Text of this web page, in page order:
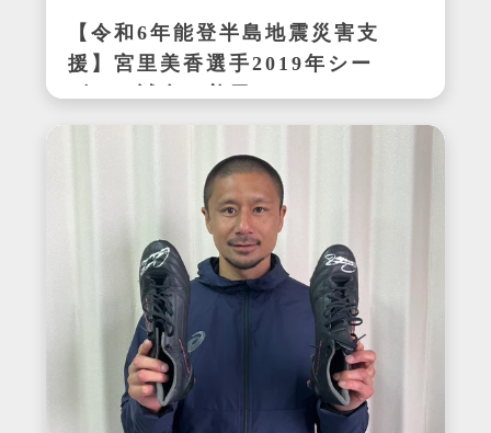
【令和6年能登半島地震災害支
援】宮里美香選手2019年シー
ズンの試合で着用したサイン
入りウェア